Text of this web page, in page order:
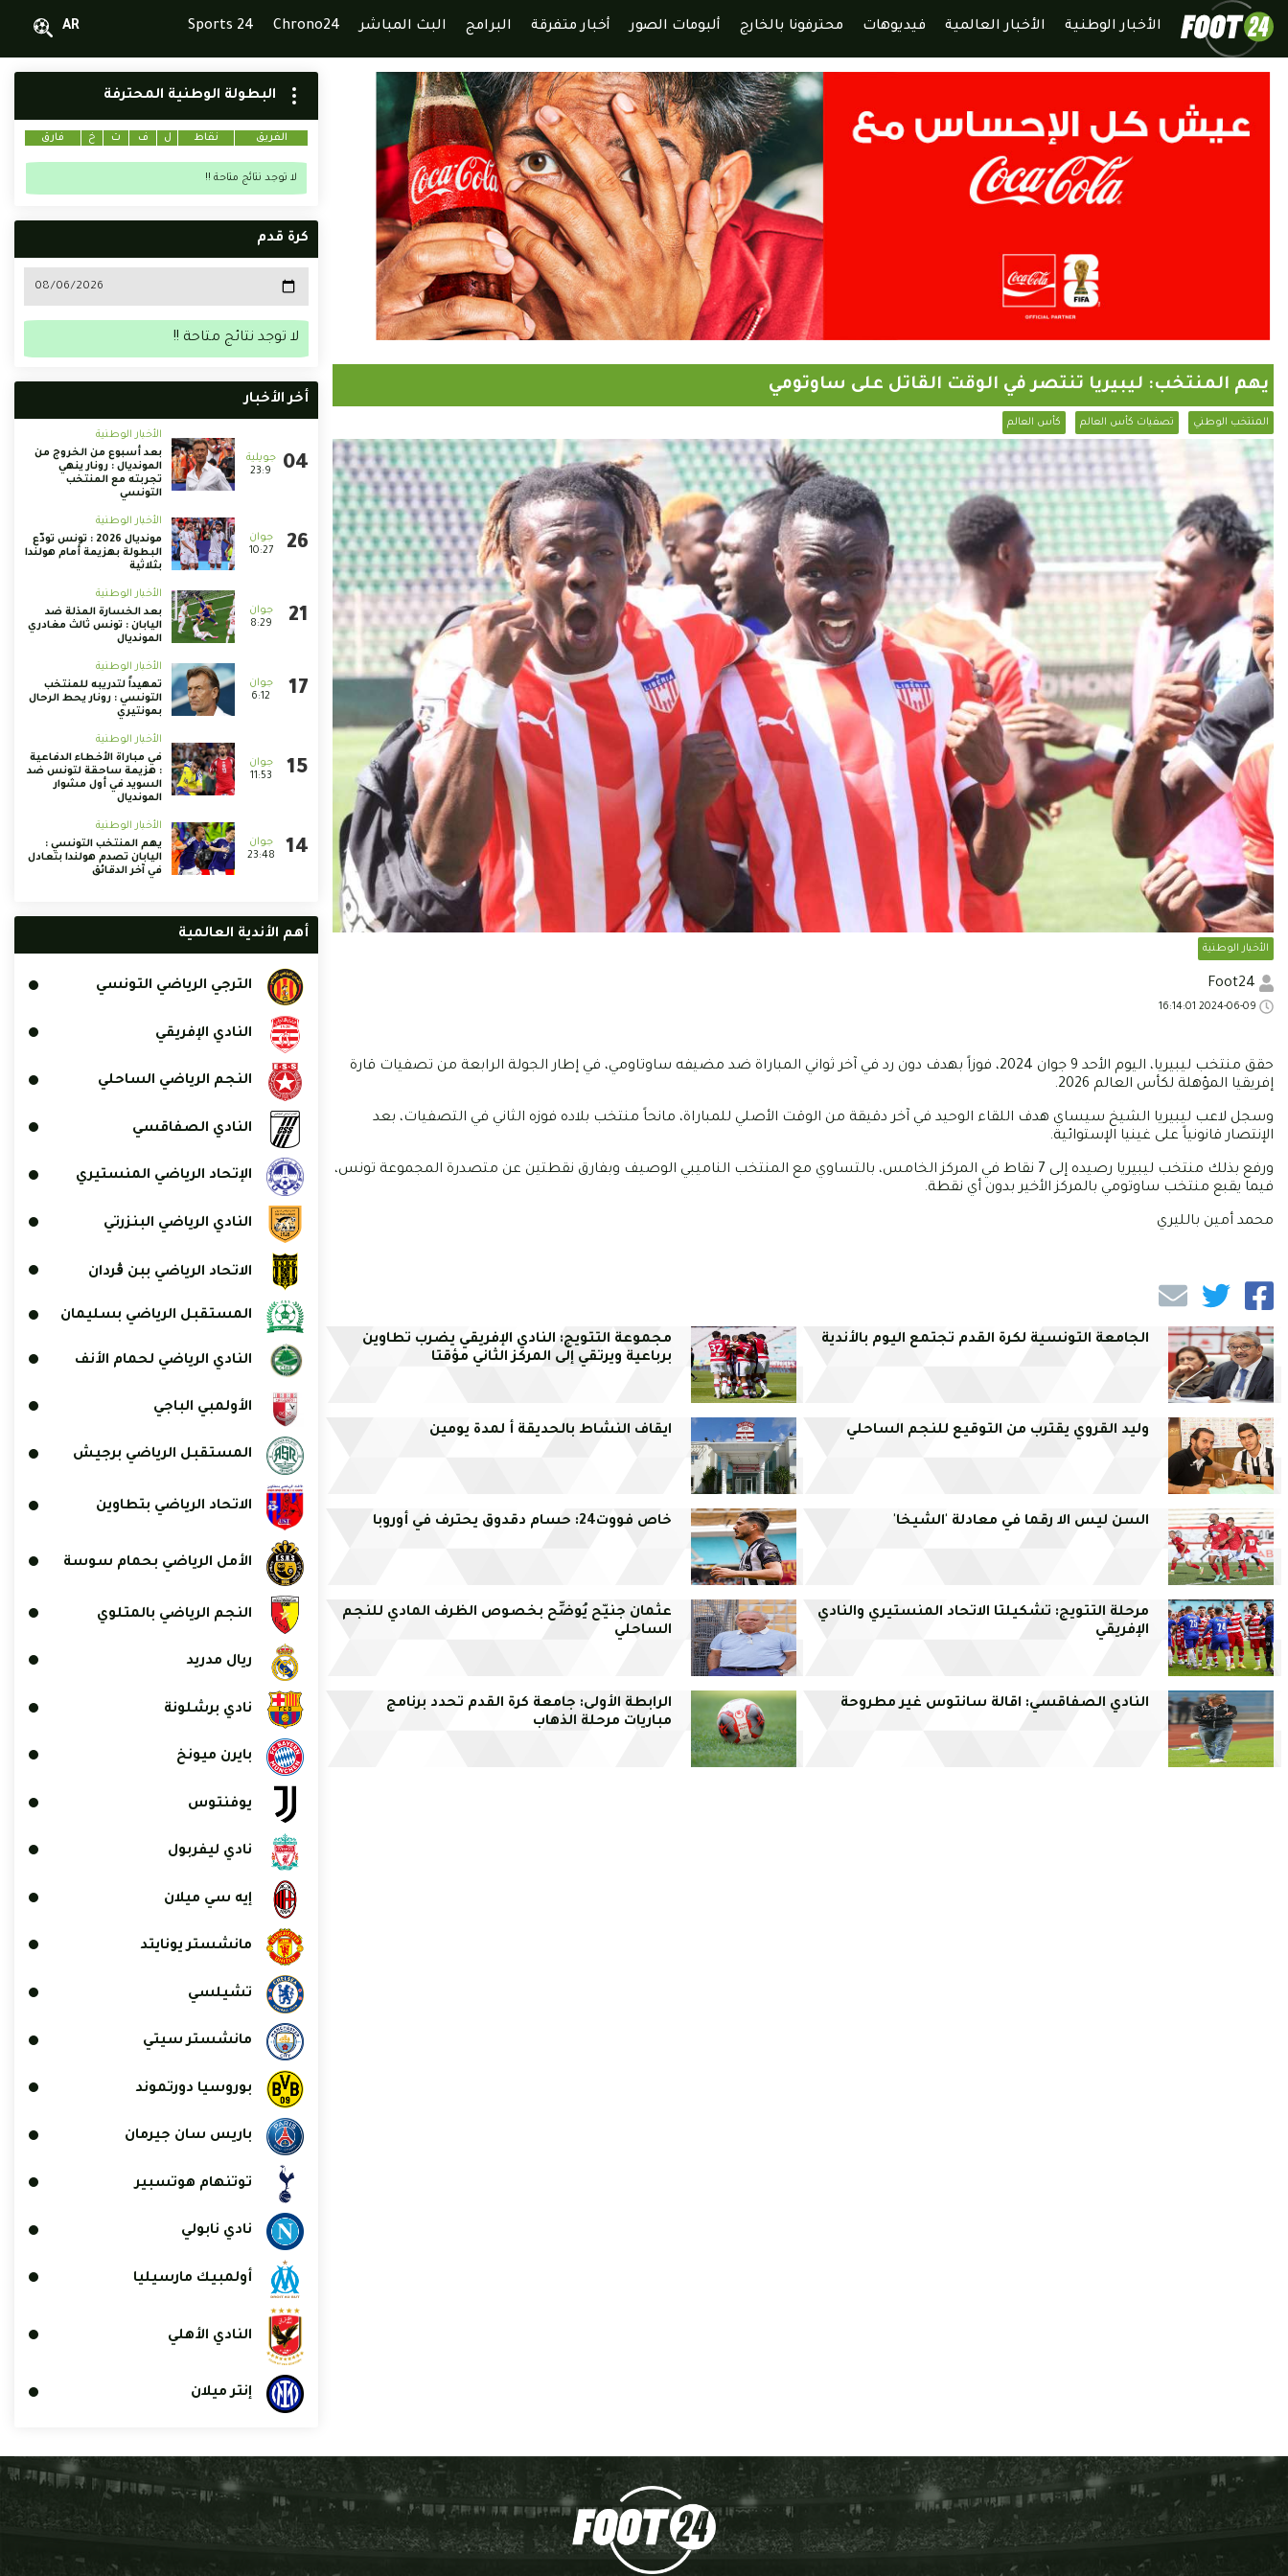
الأخبار الوطنية الأخبار العالمية فيديوهات محترفونا بالخارج ألبومات الصور أخبار متفرقة البرامج البث المباشر Chrono24
Sports 24
AR
يهم المنتخب: ليبيريا تنتصر في الوقت القاتل على ساوتومي
المنتخب الوطني تصفيات كأس العالم كأس العالم
الأخبار الوطنية
حقق منتخب ليبيريا، اليوم الأحد 9 جوان 2024، فوزاً بهدف دون رد في آخر ثواني المباراة ضد مضيفه ساوتاومي، في إطار الجولة الرابعة من تصفيات قارة
إفريقيا المؤهلة لكأس العالم 2026.
وسجل لاعب ليبيريا الشيخ سيساي هدف اللقاء الوحيد في آخر دقيقة من الوقت الأصلي للمباراة، مانحاً منتخب بلاده فوزه الثاني في التصفيات، بعد
الإنتصار قانونياً على غينيا الإستوائية.
ورفع بذلك منتخب ليبيريا رصيده إلى 7 نقاط في المركز الخامس، بالتساوي مع المنتخب الناميبي الوصيف وبفارق نقطتين عن متصدرة المجموعة تونس،
فيما يقبع منتخب ساوتومي بالمركز الأخير بدون أي نقطة.
محمد أمين بالليري
الجامعة التونسية لكرة القدم تجتمع اليوم بالأندية
مجموعة التتويج: النادي الإفريقي يضرب تطاوين
برباعية ويرتقي إلى المركز الثاني مؤقتا
وليد القروي يقترب من التوقيع للنجم الساحلي ايقاف النشاط بالحديقة أ لمدة يومين
السن ليس الا رقما في معادلة 'الشيخا' خاص فووت24: حسام دقدوق يحترف في أوروبا
مرحلة التتويج: تشكيلتا الاتحاد المنستيري والنادي
الإفريقي
عثمان جنيّح يُوضِّح بخصوص الظرف المادي للنجم
الساحلي
النادي الصفاقسي: اقالة سانتوس غير مطروحة
الرابطة الأولى: جامعة كرة القدم تحدد برنامج
مباريات مرحلة الذهاب
البطولة الوطنية المحترفة
الفريق نقاط ل ف ت خ فارق
لا توجد نتائج متاحة !!
كرة قدم
لا توجد نتائج متاحة !!
أخر الأخبار
23:9
الأخبار الوطنية
بعد أسبوع من الخروج من
المونديال : رونار ينهي
تجربته مع المنتخب
التونسي
10:27
الأخبار الوطنية
مونديال 2026 : تونس تودّع
البطولة بهزيمة أمام هولندا
بثلاثية
8:29
الأخبار الوطنية
بعد الخسارة المذلة ضد
اليابان : تونس ثالث مغادري
المونديال
6:12
الأخبار الوطنية
تمهيداً لتدريبه للمنتخب
التونسي : رونار يحط الرحال
بمونتيري
11:53
الأخبار الوطنية
في مباراة الأخطاء الدفاعية
: هزيمة ساحقة لتونس ضد
السويد في أول مشوار
المونديال
23:48
الأخبار الوطنية
يهم المنتخب التونسي :
اليابان تصدم هولندا بتعادل
في آخر الدقائق
أهم الأندية العالمية
الترجي الرياضي التونسي
النادي الإفريقي
النجم الرياضي الساحلي
النادي الصفاقسي
الإتحاد الرياضي المنستيري
النادي الرياضي البنزرتي
الاتحاد الرياضي ببن ڨردان
المستقبل الرياضي بسليمان
النادي الرياضي لحمام الأنف
الأولمبي الباجي
المستقبل الرياضي برجيش
الاتحاد الرياضي بتطاوين
الأمل الرياضي بحمام سوسة
النجم الرياضي بالمتلوي
ريال مدريد
نادي برشلونة
بايرن ميونخ
يوفنتوس
نادي ليفربول
إيه سي ميلان
مانشستر يونايتد
تشيلسي
مانشستر سيتي
بوروسيا دورتموند
باريس سان جيرمان
توتنهام هوتسبير
نادي نابولي
أولمبيك مارسيليا
النادي الأهلي
إنتر ميلان